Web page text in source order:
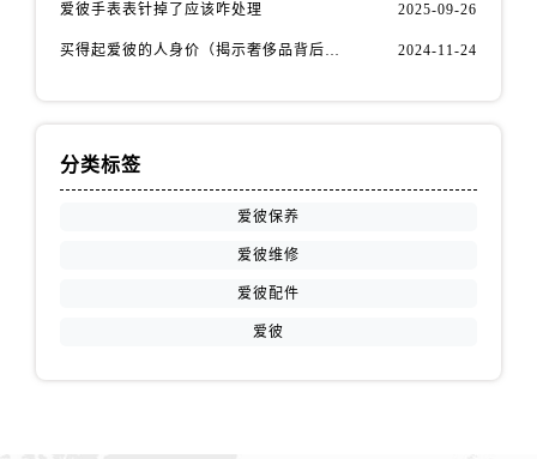
福建省莆田市城厢区霞林街道荔华东大道爱彼售后服务中心（需提前预约）
爱彼手表表针掉了应该咋处理 2025-09-26
买得起爱彼的人身价（揭示奢侈品背后的价值观与消费观） 2024-11-24
分类标签
爱彼保养
爱彼维修
爱彼配件
爱彼